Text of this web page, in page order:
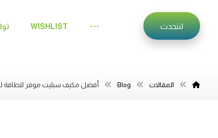
لنتحدث WISHLIST
المقالات Blog أفضل مكيف سبليت موفر للطاقة لعام 2025: خيارات ذكية بدون تنازل